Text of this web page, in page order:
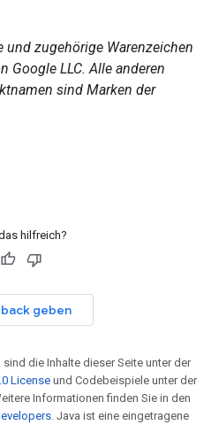
und zugehörige Warenzeichen
Google LLC. Alle anderen
sind Marken der
hilfreich?
geben
die Inhalte dieser Seite unter der
License und Codebeispiele unter der
Informationen finden Sie in den
. Java ist eine eingetragene